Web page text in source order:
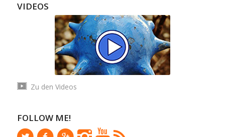
VIDEOS
Zu den Videos
FOLLOW ME!